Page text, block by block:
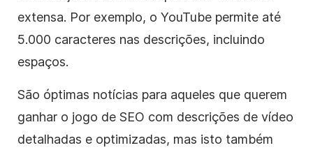
extensa. Por exemplo, o YouTube permite até
5.000 caracteres nas descrições, incluindo
espaços.
São óptimas notícias para aqueles que querem
ganhar o jogo de SEO com descrições de vídeo
detalhadas e optimizadas, mas isto também